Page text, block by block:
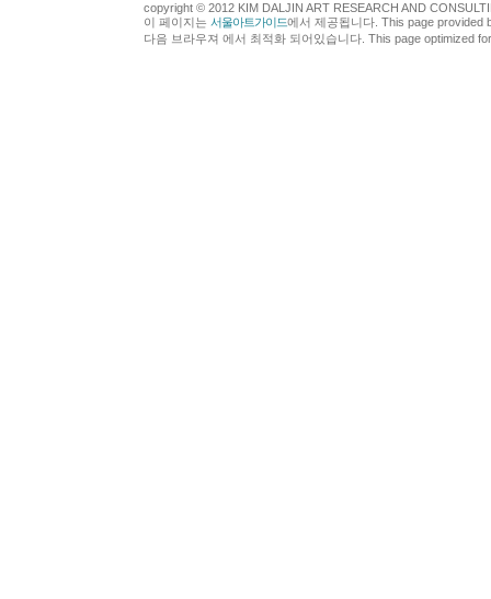
copyright © 2012 KIM DALJIN ART RESEARCH AND
이 페이지는 서울아트가이드에서 제공됩니다. This page provided
다음 브라우져 에서 최적화 되어있습니다. This page optimized